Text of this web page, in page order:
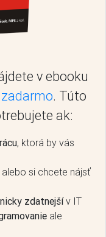
v ebooku
zadarmo. Túto
ak:
, ktorá by vás
alebo si chcete nájsť
zdatnejšív IT
ale